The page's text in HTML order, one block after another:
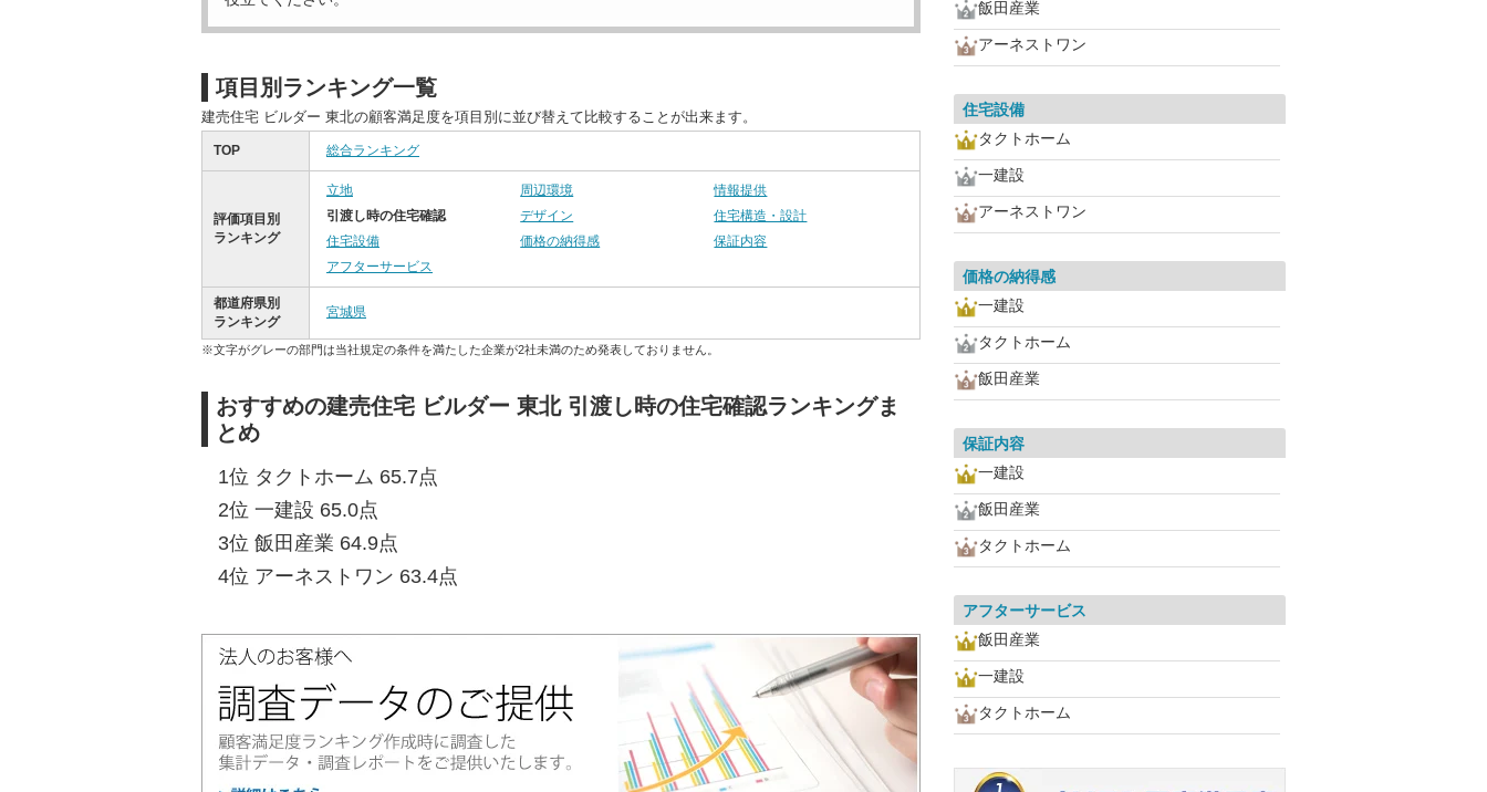
項目別ランキング一覧
建売住宅 ビルダー 東北の顧客満足度を項目別に並び替えて比較することが出来ます。
TOP 総合ランキング
評価項目別
ランキング
立地 周辺環境
情報提供
引渡し時の住宅確認
デザイン
住宅構造・設計
住宅設備
価格の納得感
保証内容
アフターサービス
都道府県別
ランキング
宮城県
※文字がグレーの部門は当社規定の条件を満たした企業が2社未満のため発表しておりません。
おすすめの建売住宅 ビルダー 東北 引渡し時の住宅確認ランキングま
とめ
1位 タクトホーム 65.7点
2位 一建設 65.0点
3位 飯田産業 64.9点
4位 アーネストワン 63.4点
飯田産業
アーネストワン
住宅設備
タクトホーム
一建設
アーネストワン
価格の納得感
一建設
タクトホーム
飯田産業
保証内容
一建設
飯田産業
タクトホーム
アフターサービス
飯田産業
一建設
タクトホーム